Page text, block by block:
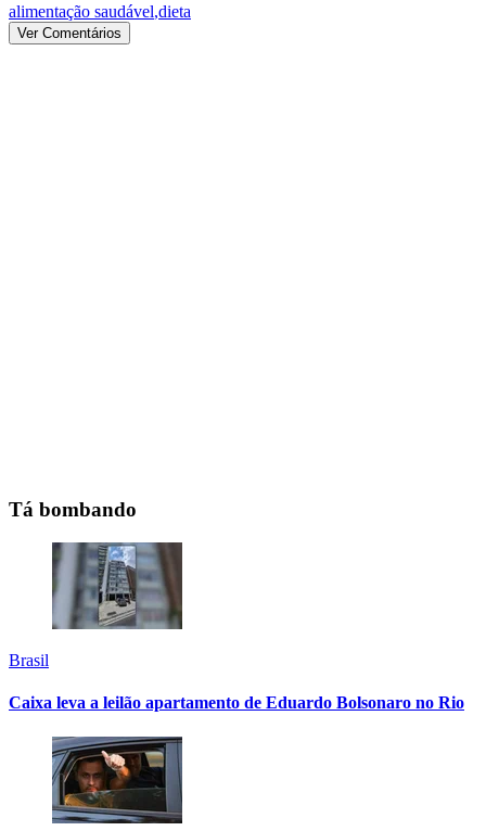
alimentação saudável,dieta
Ver Comentários
Tá bombando
Brasil
Caixa leva a leilão apartamento de Eduardo Bolsonaro no Rio